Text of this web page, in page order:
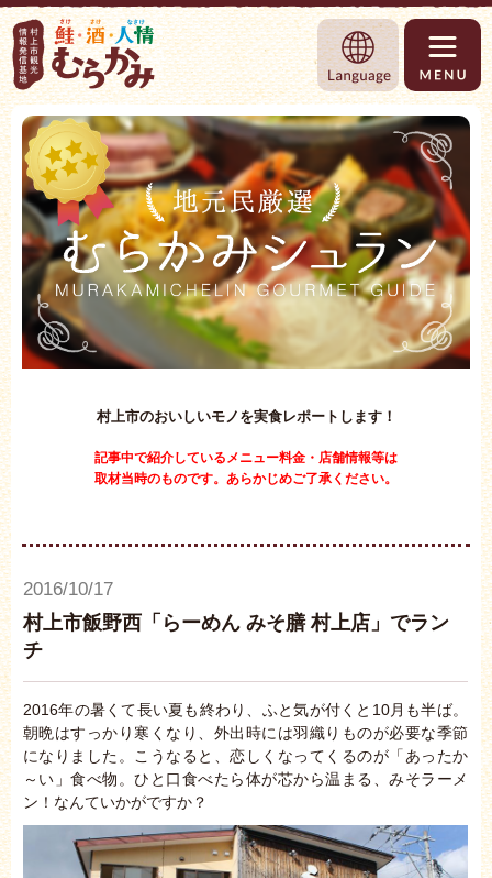
村上市観光情報総合サイト 村上市観光
Language
村上市のおいしいモノを実食レポートします！
記事中で紹介しているメニュー料金・店舗情報等は
取材当時のものです。あらかじめご了承ください。
2016/10/17
村上市飯野西「らーめん みそ膳 村上店」でラン
チ
2016年の暑くて長い夏も終わり、ふと気が付くと10月も半ば。
朝晩はすっかり寒くなり、外出時には羽織りものが必要な季節
になりました。こうなると、恋しくなってくるのが「あったか
～い」食べ物。ひと口食べたら体が芯から温まる、みそラーメ
ン！なんていかがですか？